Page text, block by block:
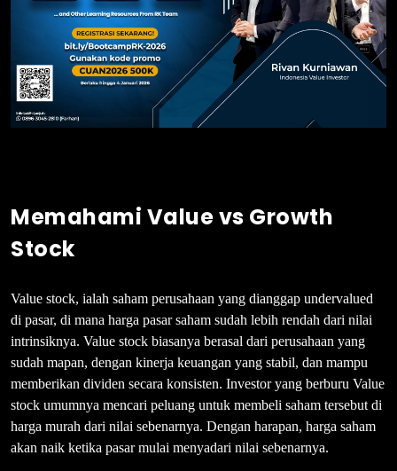
Memahami Value vs Growth
Stock
Value stock, ialah saham perusahaan yang dianggap undervalued
di pasar, di mana harga pasar saham sudah lebih rendah dari nilai
intrinsiknya. Value stock biasanya berasal dari perusahaan yang
sudah mapan, dengan kinerja keuangan yang stabil, dan mampu
memberikan dividen secara konsisten. Investor yang berburu Value
stock umumnya mencari peluang untuk membeli saham tersebut di
harga murah dari nilai sebenarnya. Dengan harapan, harga saham
akan naik ketika pasar mulai menyadari nilai sebenarnya.